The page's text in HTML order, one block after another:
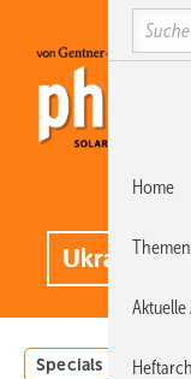
Hauptinhalt
Hauptmenü
SiteSearch
Specials
Search
Home
Themen
Aktuelle